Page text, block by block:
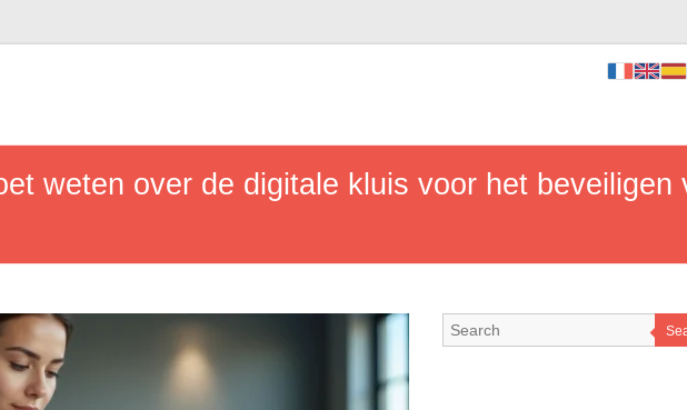
weten over de digitale kluis voor het beveiligen